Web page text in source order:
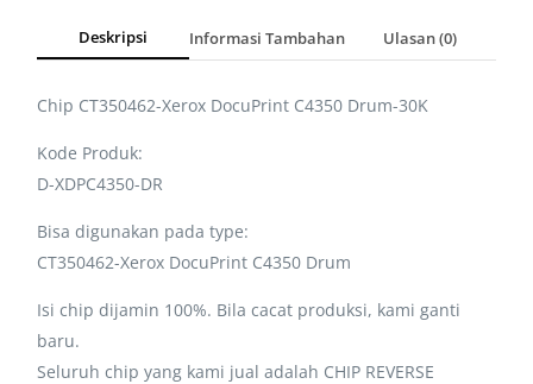
Deskripsi Informasi Tambahan Ulasan (0)
Chip CT350462-Xerox DocuPrint C4350 Drum-30K
Kode Produk:
D-XDPC4350-DR
Bisa digunakan pada type:
CT350462-Xerox DocuPrint C4350 Drum
Isi chip dijamin 100%. Bila cacat produksi, kami ganti
baru.
Seluruh chip yang kami jual adalah CHIP REVERSE